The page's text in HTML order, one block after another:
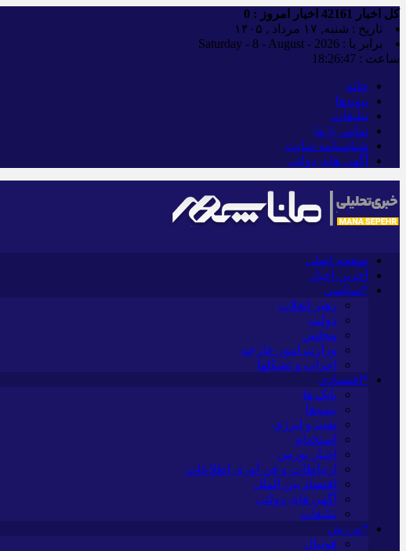
کل اخبار اخبار امروز : 0
تاریخ : شنبه, ۱۷ مرداد , ۱۴۰۵
برابر با : Saturday - 8 - August - 2026
ساعت : 18:26:48
خانه
پیوندها
تبلیغات
تماس با ما
شناسنامه سایت
آگهی های دولتی
صفحه اصلی
آخرین اخبار
*سیاسی
رهبر انقلاب
دولت
مجلس
وزارت امور خارجه
احزاب و تشکلها
*اقتصادی
بانک ها
بیمه‌ها
نفت و انرژی
استخدام
اخبار بورس
ارتباطات و فن آوری اطلاعات
اقتصاد بین الملل
آگهی های دولتی
تبلیغات
*ورزش
فوتبال